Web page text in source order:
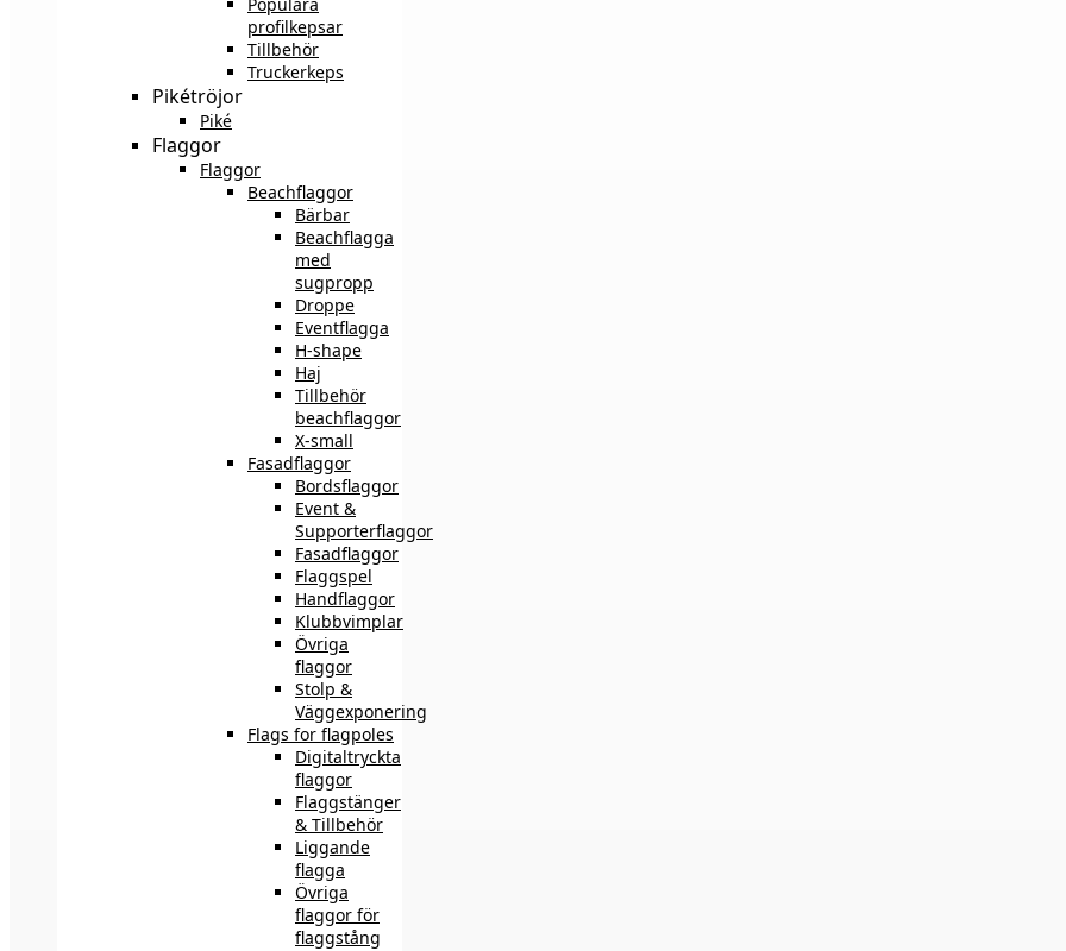
Populära
profilkepsar
Tillbehör
Truckerkeps
Pikétröjor
Piké
Flaggor
Flaggor
Beachflaggor
Bärbar
Beachflagga
med
sugpropp
Droppe
Eventflagga
H-shape
Haj
Tillbehör
beachflaggor
X-small
Fasadflaggor
Bordsflaggor
Event &
Supporterflaggor
Fasadflaggor
Flaggspel
Handflaggor
Klubbvimplar
Övriga
flaggor
Stolp &
Väggexponering
Flags for flagpoles
Digitaltryckta
flaggor
Flaggstänger
& Tillbehör
Liggande
flagga
Övriga
flaggor för
flaggstång